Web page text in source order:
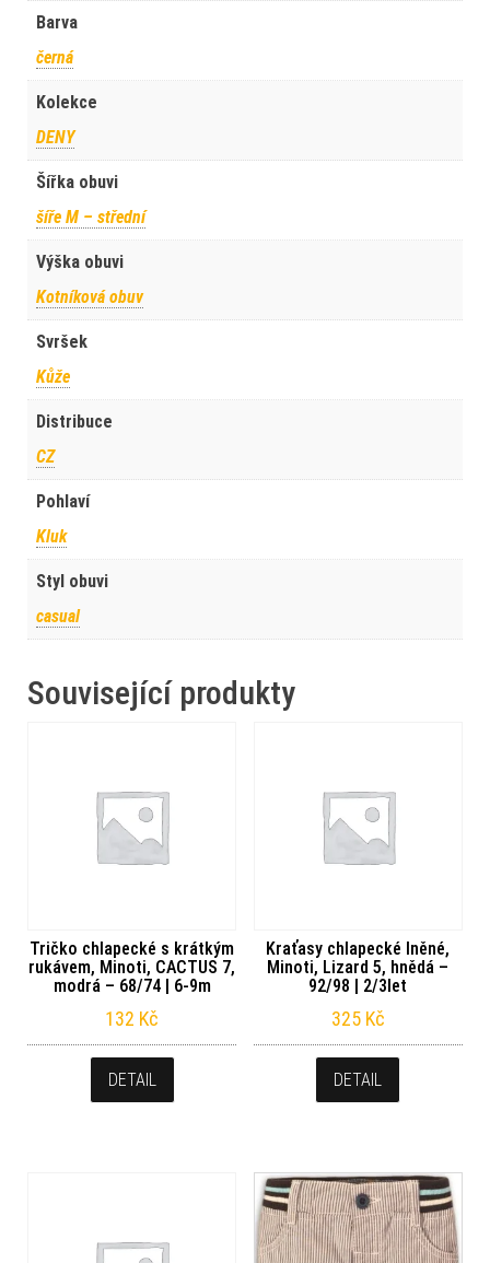
Barva
černá
Kolekce
DENY
Šířka obuvi
šíře M – střední
Výška obuvi
Kotníková obuv
Svršek
Kůže
Distribuce
CZ
Pohlaví
Kluk
Styl obuvi
casual
Související produkty
Tričko chlapecké s krátkým
rukávem, Minoti, CACTUS 7,
modrá – 68/74 | 6-9m
132 Kč
DETAIL
Kraťasy chlapecké lněné,
Minoti, Lizard 5, hnědá –
92/98 | 2/3let
325 Kč
DETAIL